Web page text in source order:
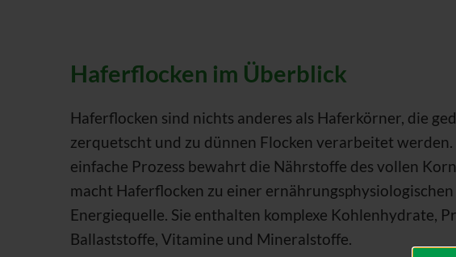
Haferflocken im Überblick
Haferflocken sind nichts anderes als Haferkörner, die
zerquetscht und zu dünnen Flocken verarbeitet werden.
einfache Prozess bewahrt die Nährstoffe des vollen
macht Haferflocken zu einer ernährungsphysiologischen
Energiequelle. Sie enthalten komplexe Kohlenhydrate,
Ballaststoffe, Vitamine und Mineralstoffe.